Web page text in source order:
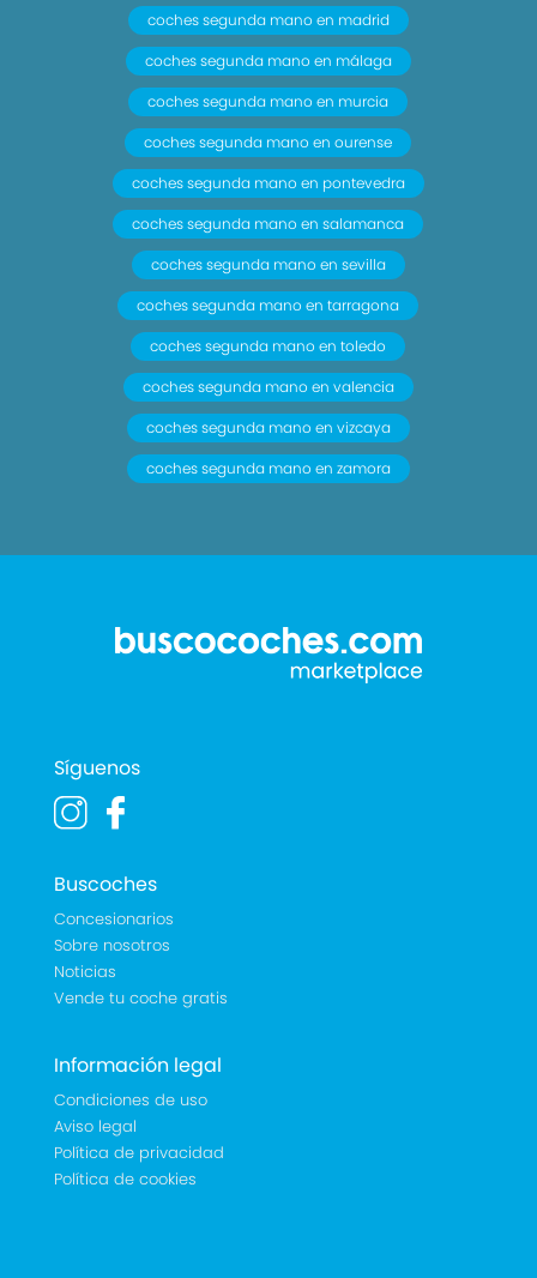
coches segunda mano en madrid
coches segunda mano en málaga
coches segunda mano en murcia
coches segunda mano en ourense
coches segunda mano en pontevedra
coches segunda mano en salamanca
coches segunda mano en sevilla
coches segunda mano en tarragona
coches segunda mano en toledo
coches segunda mano en valencia
coches segunda mano en vizcaya
coches segunda mano en zamora
Síguenos
Buscoches
Concesionarios
Sobre nosotros
Noticias
Vende tu coche gratis
Información legal
Condiciones de uso
Aviso legal
Política de privacidad
Política de cookies